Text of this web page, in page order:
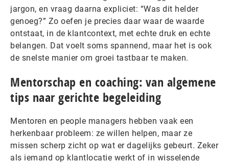
jargon, en vraag daarna expliciet: “Was dit helder
genoeg?” Zo oefen je precies daar waar de waarde
ontstaat, in de klantcontext, met echte druk en echte
belangen. Dat voelt soms spannend, maar het is ook
de snelste manier om groei tastbaar te maken.
Mentorschap en coaching: van algemene
tips naar gerichte begeleiding
Mentoren en people managers hebben vaak een
herkenbaar probleem: ze willen helpen, maar ze
missen scherp zicht op wat er dagelijks gebeurt. Zeker
als iemand op klantlocatie werkt of in wisselende